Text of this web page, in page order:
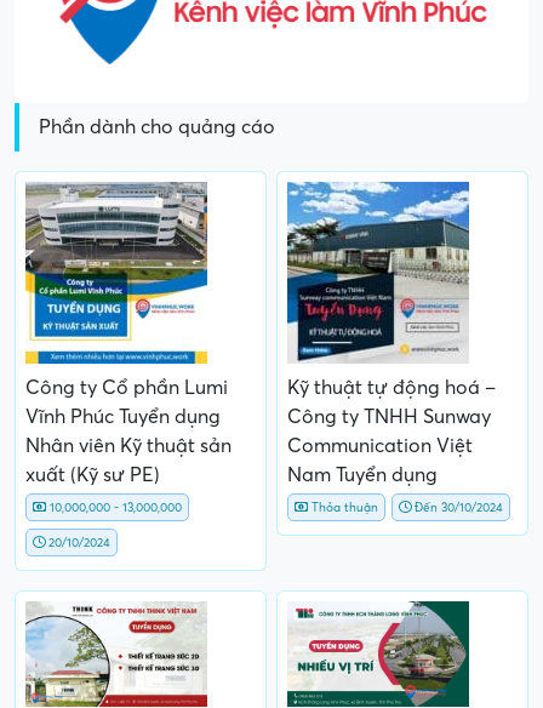
Phần dành cho quảng cáo
Công ty Cổ phần Lumi
Vĩnh Phúc Tuyển dụng
Nhân viên Kỹ thuật sản
xuất (Kỹ sư PE)
10,000,000 - 13,000,000
20/10/2024
Kỹ thuật tự động hoá –
Công ty TNHH Sunway
Communication Việt
Nam Tuyển dụng
Thỏa thuận Đến 30/10/2024